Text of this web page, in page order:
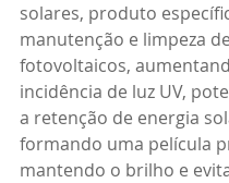
solares, produto
manutenção e limpeza
fotovoltaicos,
incidência de luz UV,
a retenção de energia
formando uma película
mantendo o brilho e